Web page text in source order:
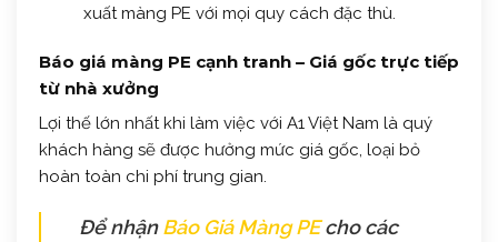
xuất màng PE với mọi quy cách đặc thù.
Báo giá màng PE cạnh tranh – Giá gốc trực tiếp
từ nhà xưởng
Lợi thế lớn nhất khi làm việc với A1 Việt Nam là quý
khách hàng sẽ được hưởng mức giá gốc, loại bỏ
hoàn toàn chi phí trung gian.
Để nhậnBáo Giá Màng PEcho các